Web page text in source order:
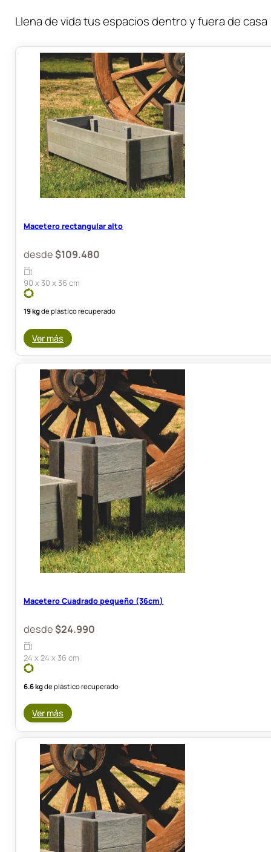
Llena de vida tus espacios dentro y fuera de casa
Macetero rectangular alto
desde$109.480
90 x 30 x 36 cm
19 kgde plástico recuperado
Ver más
Macetero Cuadrado pequeño (36cm)
desde$24.990
24 x 24 x 36 cm
6.6 kgde plástico recuperado
Ver más